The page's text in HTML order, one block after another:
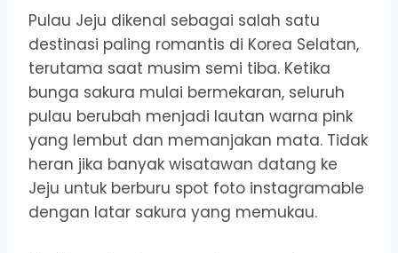
Pulau Jeju dikenal sebagai salah satu
destinasi paling romantis di Korea Selatan,
terutama saat musim semi tiba. Ketika
bunga sakura mulai bermekaran, seluruh
pulau berubah menjadi lautan warna pink
yang lembut dan memanjakan mata. Tidak
heran jika banyak wisatawan datang ke
Jeju untuk berburu spot foto instagramable
dengan latar sakura yang memukau.